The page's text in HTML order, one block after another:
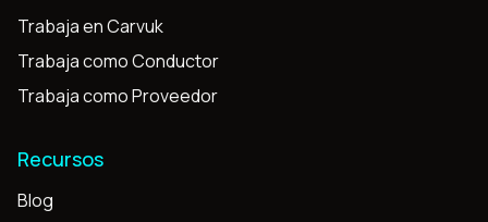
Trabaja en Carvuk
Trabaja como Conductor
Trabaja como Proveedor
Recursos
Blog